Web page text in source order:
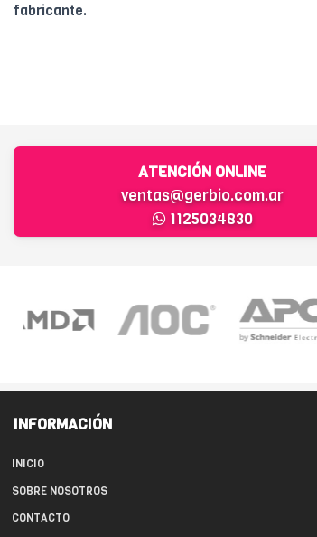
fabricante.
ATENCIÓN ONLINE
ventas@gerbio.com.ar
1125034830
INFORMACIÓN
INICIO
SOBRE NOSOTROS
CONTACTO